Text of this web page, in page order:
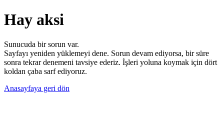
Hay aksi
Sunucuda bir sorun var.
Sayfayı yeniden yüklemeyi dene. Sorun devam ediyorsa, bir süre
sonra tekrar denemeni tavsiye ederiz. İşleri yoluna koymak için dört
koldan çaba sarf ediyoruz.
Anasayfaya geri dön